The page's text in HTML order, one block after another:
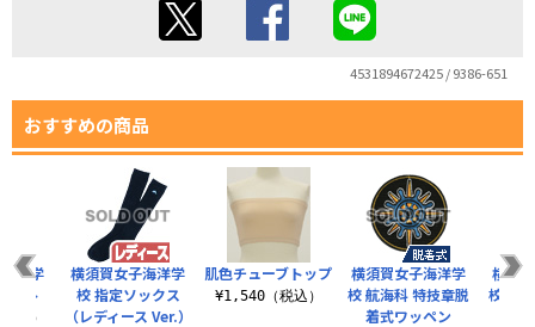
4531894672425 / 9386-651
おすすめの商品
肌色チューブトップ
¥1,540（税込）
横須賀女子海洋学
校 航海科 特技章脱
着式ワッペン
横須
校 砲
洋学
ート
込）
横須賀女子海洋学
校 指定ソックス
（レディース Ver.）